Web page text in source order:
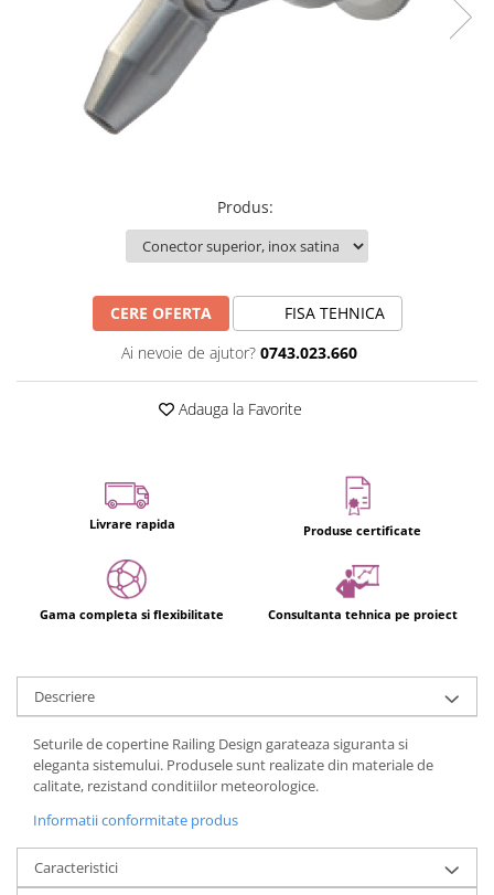
Produs:
CERE OFERTA
FISA TEHNICA
Ai nevoie de ajutor? 0743.023.660
Adauga la Favorite
Livrare rapida Produse certificate
Gama completa si flexibilitate Consultanta tehnica pe proiect
Descriere
Seturile de copertine Railing Design garateaza siguranta si
eleganta sistemului. Produsele sunt realizate din materiale de
calitate, rezistand conditiilor meteorologice.
Informatii conformitate produs
Caracteristici